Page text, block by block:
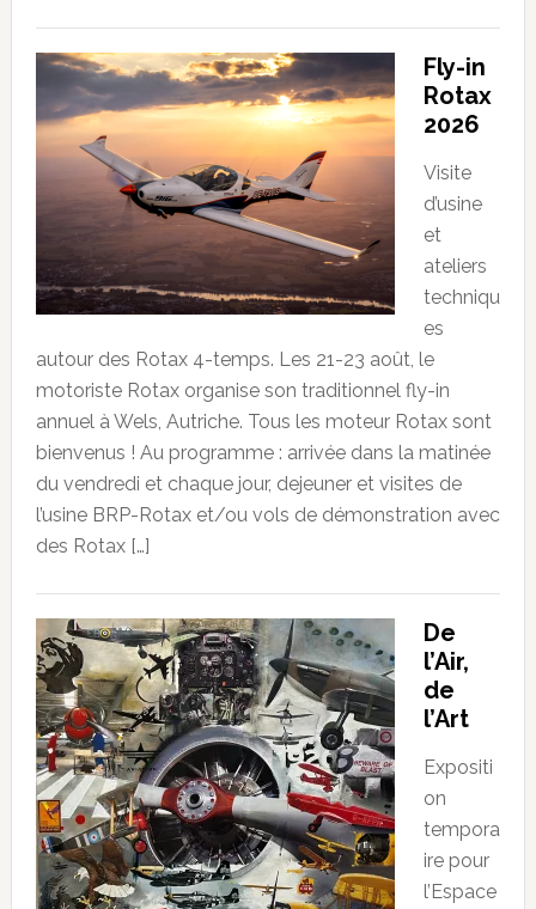
Fly-in
Rotax
2026
Visite
d’usine
et
ateliers
techniqu
es
autour des Rotax 4-temps. Les 21-23 août, le
motoriste Rotax organise son traditionnel fly-in
annuel à Wels, Autriche. Tous les moteur Rotax sont
bienvenus ! Au programme : arrivée dans la matinée
du vendredi et chaque jour, dejeuner et visites de
l’usine BRP-Rotax et/ou vols de démonstration avec
des Rotax […]
De
l’Air,
de
l’Art
Expositi
on
tempora
ire pour
l’Espace